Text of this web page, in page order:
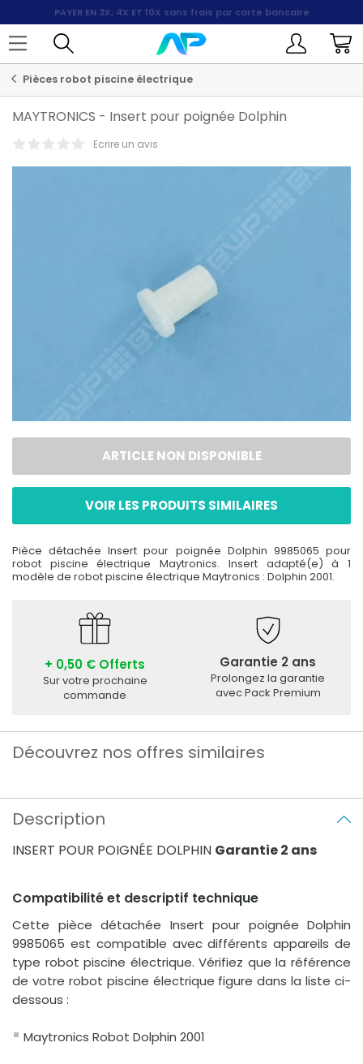
PAYER EN 3X, 4X ET 10X sans frais par carte bancaire
Pièces robot piscine électrique
MAYTRONICS - Insert pour poignée Dolphin
Ecrire un avis
ARTICLE NON DISPONIBLE
VOIR LES PRODUITS SIMILAIRES
Pièce détachée Insert pour poignée Dolphin 9985065 pour
robot piscine électrique Maytronics. Insert adapté(e) à 1
modèle de robot piscine électrique Maytronics : Dolphin 2001.
+ 0,50 € Offerts
Sur votre prochaine
commande
Garantie 2 ans
Prolongez la garantie
avec Pack Premium
Découvrez nos offres similaires
Description
INSERT POUR POIGNÉE DOLPHIN Garantie 2 ans
Compatibilité et descriptif technique
Cette pièce détachée Insert pour poignée Dolphin
9985065 est compatible avec différents appareils de
type robot piscine électrique. Vérifiez que la référence
de votre robot piscine électrique figure dans la liste ci-
dessous :
Maytronics Robot Dolphin 2001